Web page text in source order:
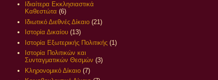
Ιδιαίτερα Εκκλησιαστικά
Καθεστώτα (6)
Ιδιωτικό Διεθνές Δίκαιο (21)
Ιστορία Δικαίου (13)
Ιστορία Εξωτερικής Πολιτικής (1)
Ιστορία Πολιτικών και
Συνταγματικών Θεσμών (3)
Κληρονομικό Δίκαιο (7)